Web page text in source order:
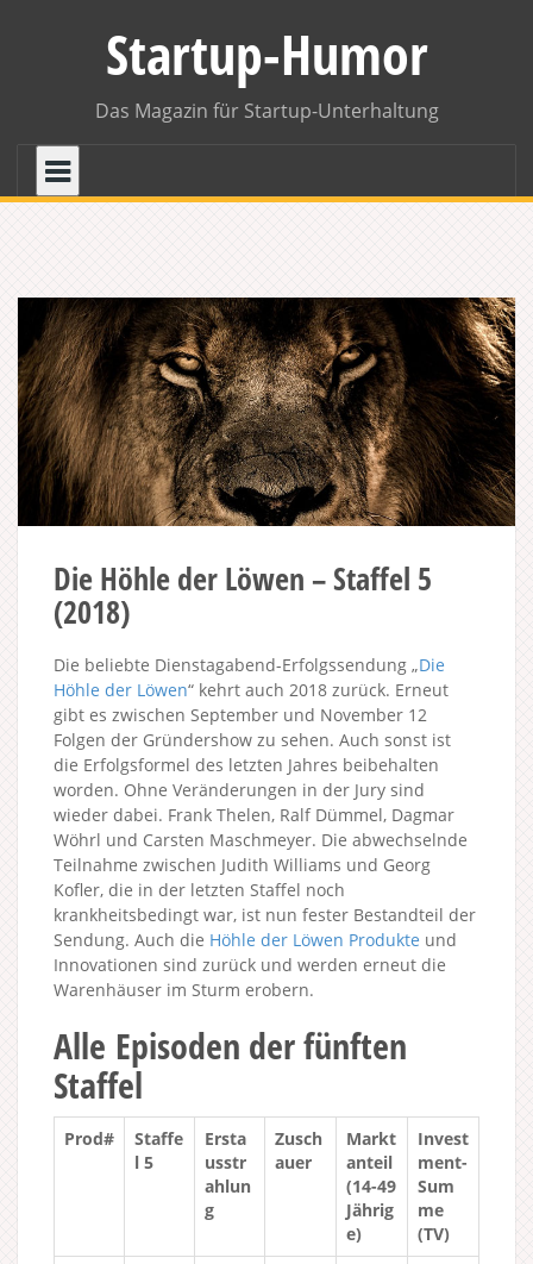
Startup-Humor
Das Magazin für Startup-Unterhaltung
Die Höhle der Löwen – Staffel 5
(2018)
Die beliebte Dienstagabend-Erfolgssendung „Die
Höhle der Löwen“ kehrt auch 2018 zurück. Erneut
gibt es zwischen September und November 12
Folgen der Gründershow zu sehen. Auch sonst ist
die Erfolgsformel des letzten Jahres beibehalten
worden. Ohne Veränderungen in der Jury sind
wieder dabei. Frank Thelen, Ralf Dümmel, Dagmar
Wöhrl und Carsten Maschmeyer. Die abwechselnde
Teilnahme zwischen Judith Williams und Georg
Kofler, die in der letzten Staffel noch
krankheitsbedingt war, ist nun fester Bestandteil der
Sendung. Auch die Höhle der Löwen Produkte und
Innovationen sind zurück und werden erneut die
Warenhäuser im Sturm erobern.
Alle Episoden der fünften
Staffel
Prod#
Staffe
l 5
Ersta
usstr
ahlun
g
Zusch
auer
Markt
anteil
(14-49
Jährig
e)
Invest
ment-
Sum
me
(TV)